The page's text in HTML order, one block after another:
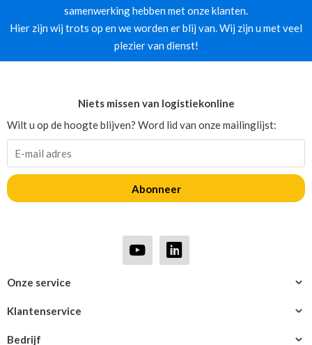
samenwerking hebben met onze klanten.
Hier zijn wij trots op en we worden er blij van. Wij zijn u met veel
plezier van dienst!
Bedrijf
Klantenservice
Onze service
Niets missen van logistiekonline
Wilt u op de hoogte blijven? Word lid van onze mailinglijst:
Abonneer